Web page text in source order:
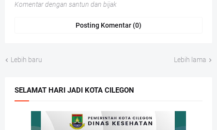
Komentar dengan santun dan bijak
Posting Komentar (0)
Lebih baru Lebih lama
SELAMAT HARI JADI KOTA CILEGON